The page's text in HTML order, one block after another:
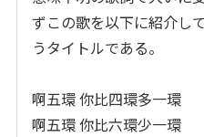
ずこの歌を以下に紹介し
うタイトルである。
啊五環 你比四環多一環
啊五環 你比六環少一環